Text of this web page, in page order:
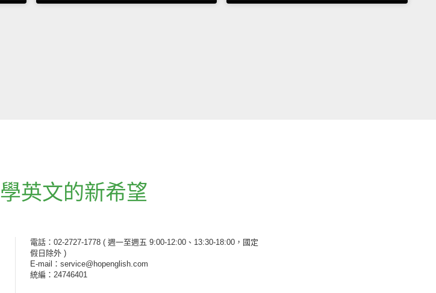
學英文的新希望
電話：02-2727-1778 ( 週一至週五 9:00-12:00、13:30-18:00，國定
假日除外 )
E-mail：service@hopenglish.com
統編：24746401